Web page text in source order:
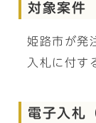
対象案件
姫路市が発
入札に付す
電子入札